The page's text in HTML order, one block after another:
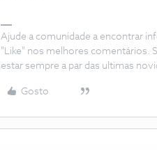
Ajude a comunidade a encontrar
"Like" nos melhores comentários.
estar sempre a par das ultimas
Gosto